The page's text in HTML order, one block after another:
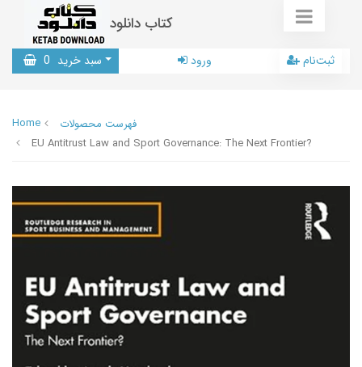
کتاب دانلود
سبد خرید 0 ورود ثبت‌نام
Home
فهرست محصولات
EU Antitrust Law and Sport Governance: The Next Frontier?